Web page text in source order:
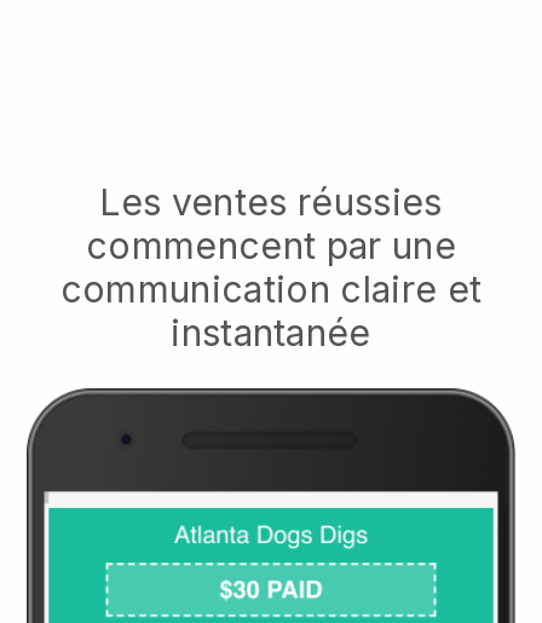
Les ventes réussies
commencent par une
communication claire et
instantanée